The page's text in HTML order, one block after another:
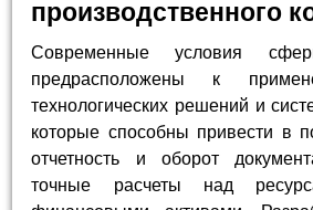
производственного
Современные условия
предрасположены к
технологических решений и
которые способны привести в
отчетность и оборот
точные расчеты над